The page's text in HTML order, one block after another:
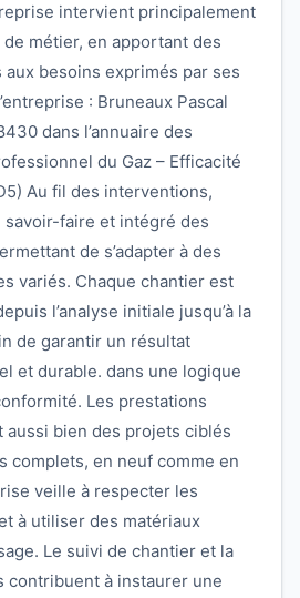
intervient principalement
métier, en apportant des
besoins exprimés par ses
: Bruneaux Pascal
dans l’annuaire des
du Gaz – Efficacité
Au fil des interventions,
savoir-faire et intégré des
de s’adapter à des
variés. Chaque chantier est
l’analyse initiale jusqu’à la
de garantir un résultat
et durable. dans une logique
Les prestations
aussi bien des projets ciblés
complets, en neuf comme en
veille à respecter les
à utiliser des matériaux
Le suivi de chantier et la
contribuent à instaurer une